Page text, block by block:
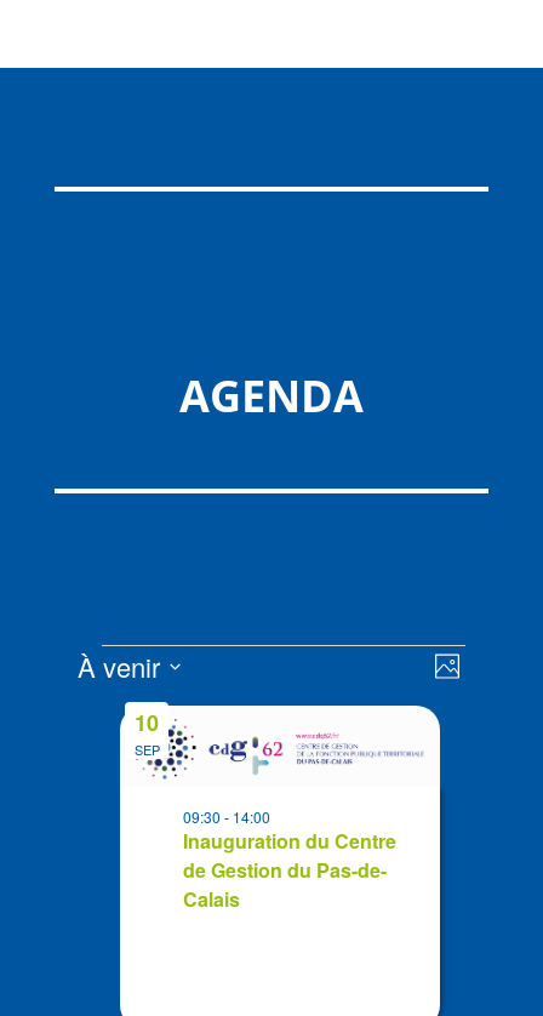
AGENDA
Évènements de
Photo
À venir
Sélectionnez
List
events
SEP
10
Inauguration du Centre
de Gestion du Pas-de-
Calais
09:30- 14:00